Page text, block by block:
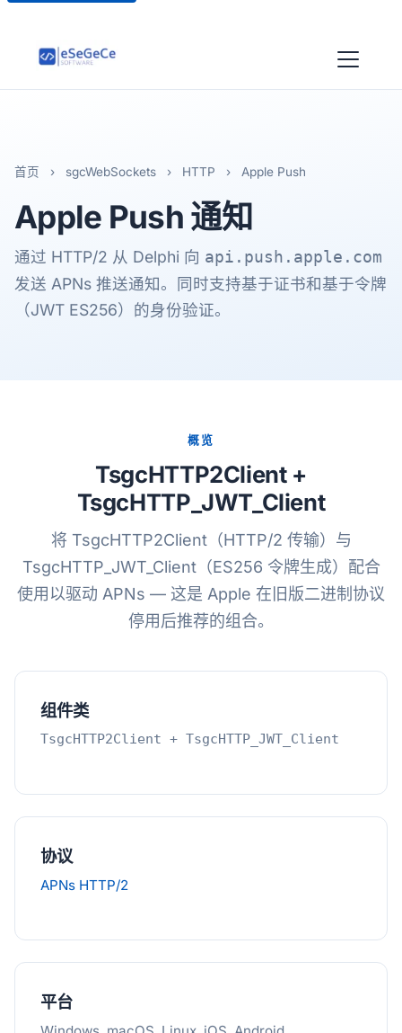
首页 › sgcWebSockets › HTTP › Apple Push
Apple Push 通知
通过 HTTP/2 从 Delphi 向 api.push.apple.com
发送 APNs 推送通知。同时支持基于证书和基于令牌
（JWT ES256）的身份验证。
概览
TsgcHTTP2Client +
TsgcHTTP_JWT_Client
将 TsgcHTTP2Client（HTTP/2 传输）与
TsgcHTTP_JWT_Client（ES256 令牌生成）配合
使用以驱动 APNs — 这是 Apple 在旧版二进制协议
停用后推荐的组合。
组件类
TsgcHTTP2Client + TsgcHTTP_JWT_Client
协议
APNs HTTP/2
平台